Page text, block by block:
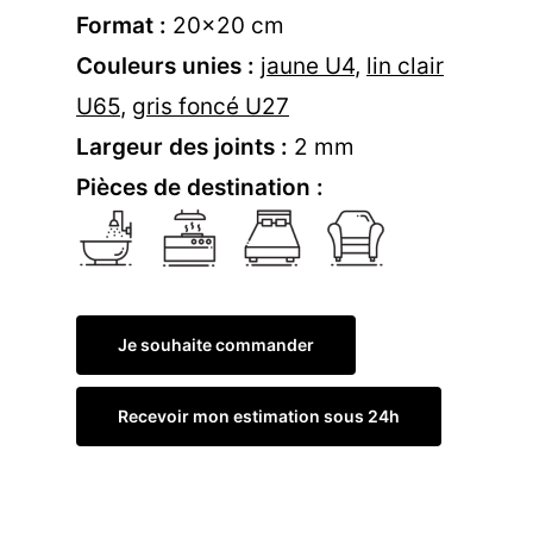
Format : 20×20 cm
Couleurs unies : jaune U4, lin clair
U65, gris foncé U27
Largeur des joints : 2 mm
Pièces de destination :
Je souhaite commander
Recevoir mon estimation sous 24h